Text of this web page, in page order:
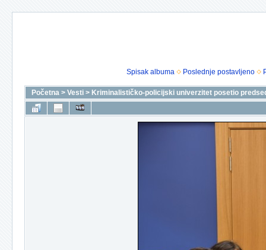
Spisak albuma Poslednje postavljeno
Početna > Vesti > Kriminalističko-policijski univerzitet posetio